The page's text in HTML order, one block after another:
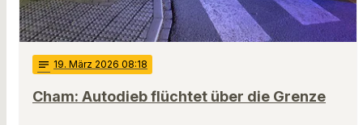
notes 19. März 2026 08:18
Cham: Autodieb flüchtet über die Grenze